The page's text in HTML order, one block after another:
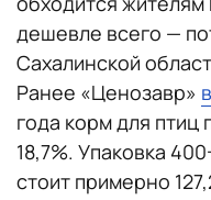
дешевле всего —
Сахалинской
Ранее «Ценозавр»
года корм для птиц
18,7%. Упаковка
стоит примерно